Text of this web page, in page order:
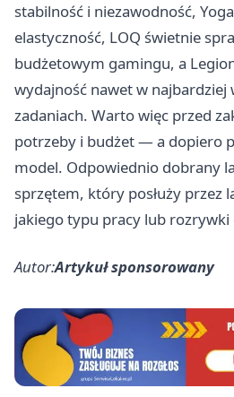
stabilność i niezawodność,
elastyczność, LOQ świetnie
budżetowym gamingu, a
wydajność nawet w najbardziej
zadaniach. Warto więc przed
potrzeby i budżet — a dopiero
model. Odpowiednio dobrany
sprzętem, który posłuży przez
jakiego typu pracy lub rozrywki
Autor:Artykuł sponsorowany